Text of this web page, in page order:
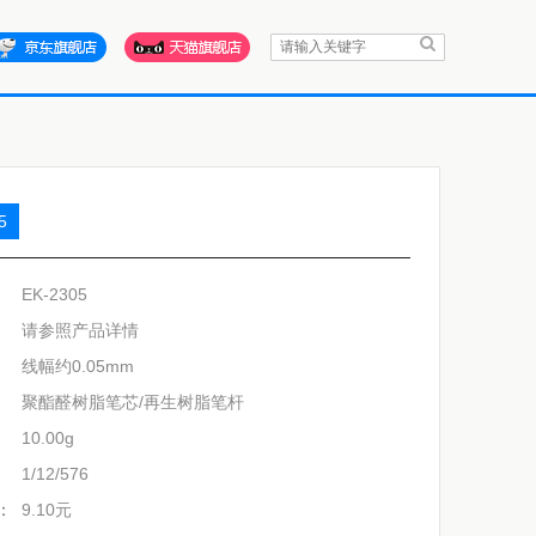
EK-2305
请参照产品详情
线幅约0.05mm
聚酯醛树脂笔芯/再生树脂笔杆
10.00g
1/12/576
9.10元